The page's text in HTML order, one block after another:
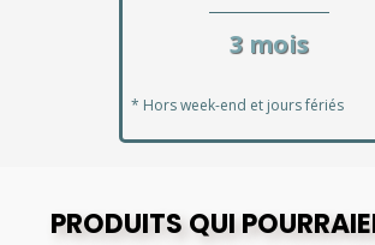
3 mois
* Hors week-end et jours fériés
PRODUITS QUI